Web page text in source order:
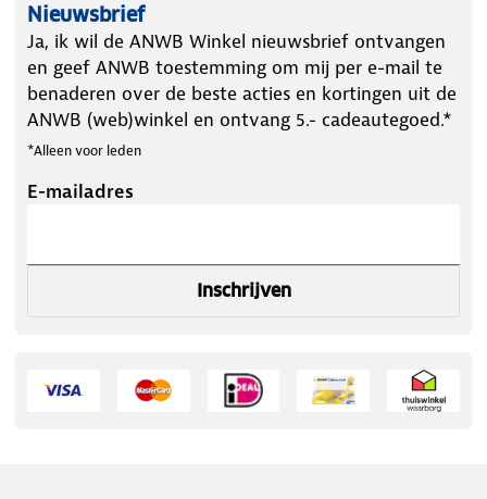
Nieuwsbrief
Ja, ik wil de ANWB Winkel nieuwsbrief ontvangen
en geef ANWB toestemming om mij per e-mail te
benaderen over de beste acties en kortingen uit de
ANWB (web)winkel en ontvang 5.- cadeautegoed.*
*Alleen voor leden
E-mailadres
Inschrijven